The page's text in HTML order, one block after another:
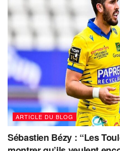
ARTICLE DU BLOG
Sébastien Bézy : “Les